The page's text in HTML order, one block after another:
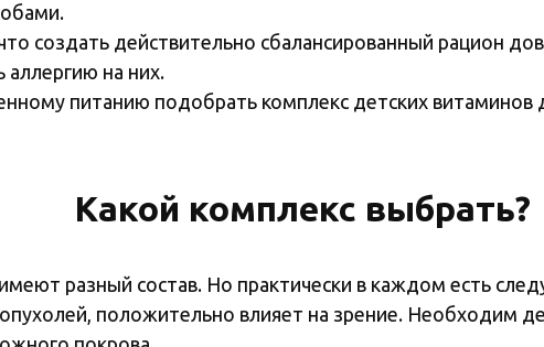
создать действительно сбалансированный рацион
на них.
питанию подобрать комплекс детских
Какой комплекс выбрать?
разный состав. Но практически в каждом есть
положительно влияет на зрение. Необходим